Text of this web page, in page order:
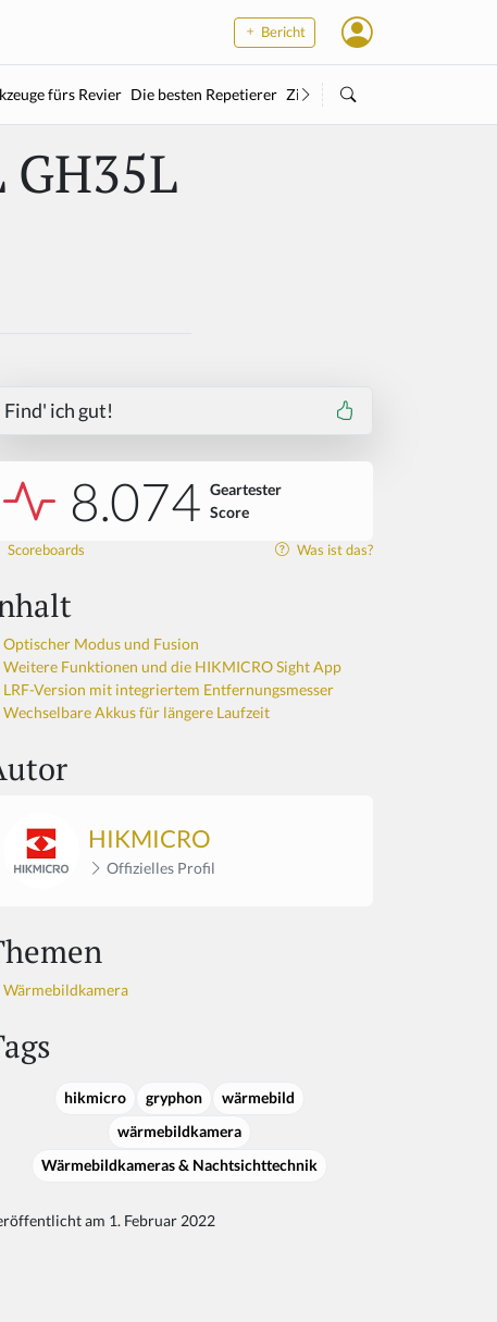
Bericht
fürs Revier Die besten Repetierer Zielstock
Find' ich gut!
8.074 Geartester
Score
Scoreboards Was ist das?
Optischer Modus und Fusion
Weitere Funktionen und die HIKMICRO Sight App
LRF-Version mit integriertem Entfernungsmesser
Wechselbare Akkus für längere Laufzeit
HIKMICRO
Offizielles Profil
Wärmebildkamera
hikmicro gryphon
wärmebild
wärmebildkamera
Wärmebildkameras & Nachtsichttechnik
am 1. Februar 2022